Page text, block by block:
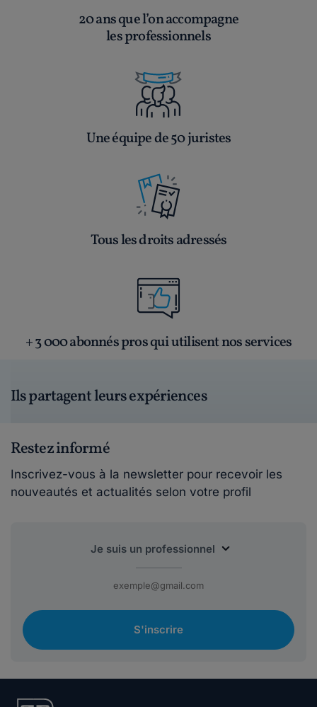
20 ans que l’on accompagne
les professionnels
Une équipe de 50 juristes
Tous les droits adressés
+ 3 000 abonnés pros qui utilisent nos services
Ils partagent leurs expériences
Restez informé
Inscrivez-vous à la newsletter pour recevoir les
nouveautés et actualités selon votre profil
S'inscrire